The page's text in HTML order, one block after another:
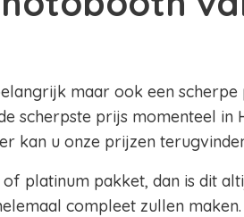
maar ook een scherpe
scherpste prijs momenteel in
kan u onze prijzen
platinum pakket, dan is dit
compleet zullen maken.